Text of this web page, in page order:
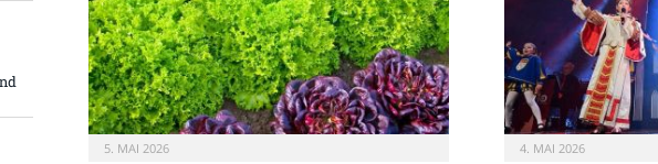
5. MAI 2026 4. MAI 2026